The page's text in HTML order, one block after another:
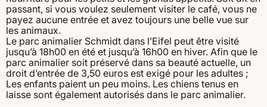
passant, si vous voulez seulement visiter le café, vous ne
payez aucune entrée et avez toujours une belle vue sur
les animaux.
Le parc animalier Schmidt dans l’Eifel peut être visité
jusqu’à 18h00 en été et jusqu’à 16h00 en hiver. Afin que le
parc animalier soit préservé dans sa beauté actuelle, un
droit d’entrée de 3,50 euros est exigé pour les adultes ;
Les enfants paient un peu moins. Les chiens tenus en
laisse sont également autorisés dans le parc animalier.